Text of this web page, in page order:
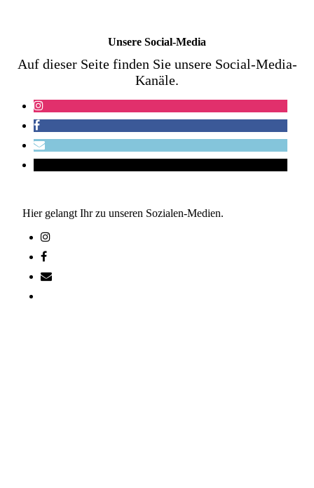
Unsere Social-Media
Auf dieser Seite finden Sie unsere Social-Media-
Kanäle.
Hier gelangt Ihr zu unseren Sozialen-Medien.